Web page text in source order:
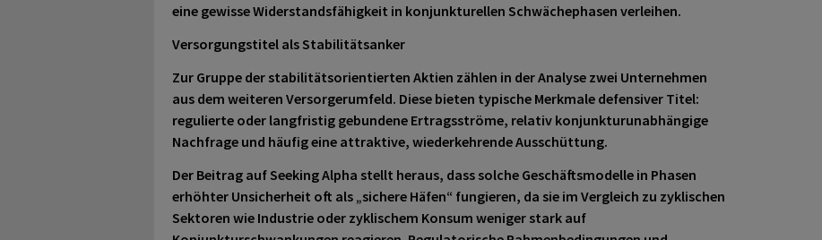
eine gewisse Widerstandsfähigkeit in konjunkturellen Schwächephasen verleihen.
Versorgungstitel als Stabilitätsanker
Zur Gruppe der stabilitätsorientierten Aktien zählen in der Analyse zwei Unternehmen
aus dem weiteren Versorgerumfeld. Diese bieten typische Merkmale defensiver Titel:
regulierte oder langfristig gebundene Ertragsströme, relativ konjunkturunabhängige
Nachfrage und häufig eine attraktive, wiederkehrende Ausschüttung.
Der Beitrag auf Seeking Alpha stellt heraus, dass solche Geschäftsmodelle in Phasen
erhöhter Unsicherheit oft als „sichere Häfen“ fungieren, da sie im Vergleich zu zyklischen
Sektoren wie Industrie oder zyklischem Konsum weniger stark auf